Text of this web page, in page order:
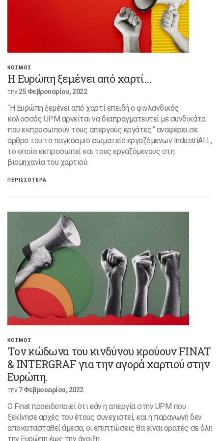
ΚΟΣΜΟΣ
Η Ευρώπη ξεμένει από χαρτί...
την25 Φεβρουαρίου, 2022
“Η Ευρώπη ξεμένει από χαρτί επειδή ο φινλανδικός
κολοσσός UPM αρνείται να διαπραγματευτεί με συνδικάτα
που εκπροσωπούν τους απεργούς εργάτες.” αναφέρει σε
άρθρο του το παγκόσμιο σωματείο εργαζόμενων IndustriALL,
το οποίο εκπροσωπεί και τους εργαζόμενους στη
βιομηχανία του χαρτιού.
ΠΕΡΙΣΣΟΤΕΡΑ
ΚΟΣΜΟΣ
Τον κώδωνα του κινδύνου κρούουν FINAT
& INTERGRAF για την αγορά χαρτιού στην
Ευρώπη.
την7 Φεβρουαρίου, 2022
Ο Finat προειδοποιεί ότι εάν η απεργία στην UPM που
ξεκίνησε αρχές του έτους συνεχιστεί, και η παραγωγή δεν
αποκατασταθεί άμεσα, οι επιπτώσεις θα είναι ορατές σε όλη
την Ευρώπη έως την άνοιξη.